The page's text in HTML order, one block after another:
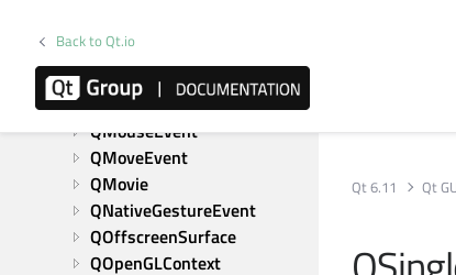
Back to Qt.io
QKeySequence
QLinearGradient
QMatrix4x4
QMouseEvent
QMoveEvent
QMovie
QNativeGestureEvent
QOffscreenSurface
QOpenGLContext
Qt 6.11 Qt